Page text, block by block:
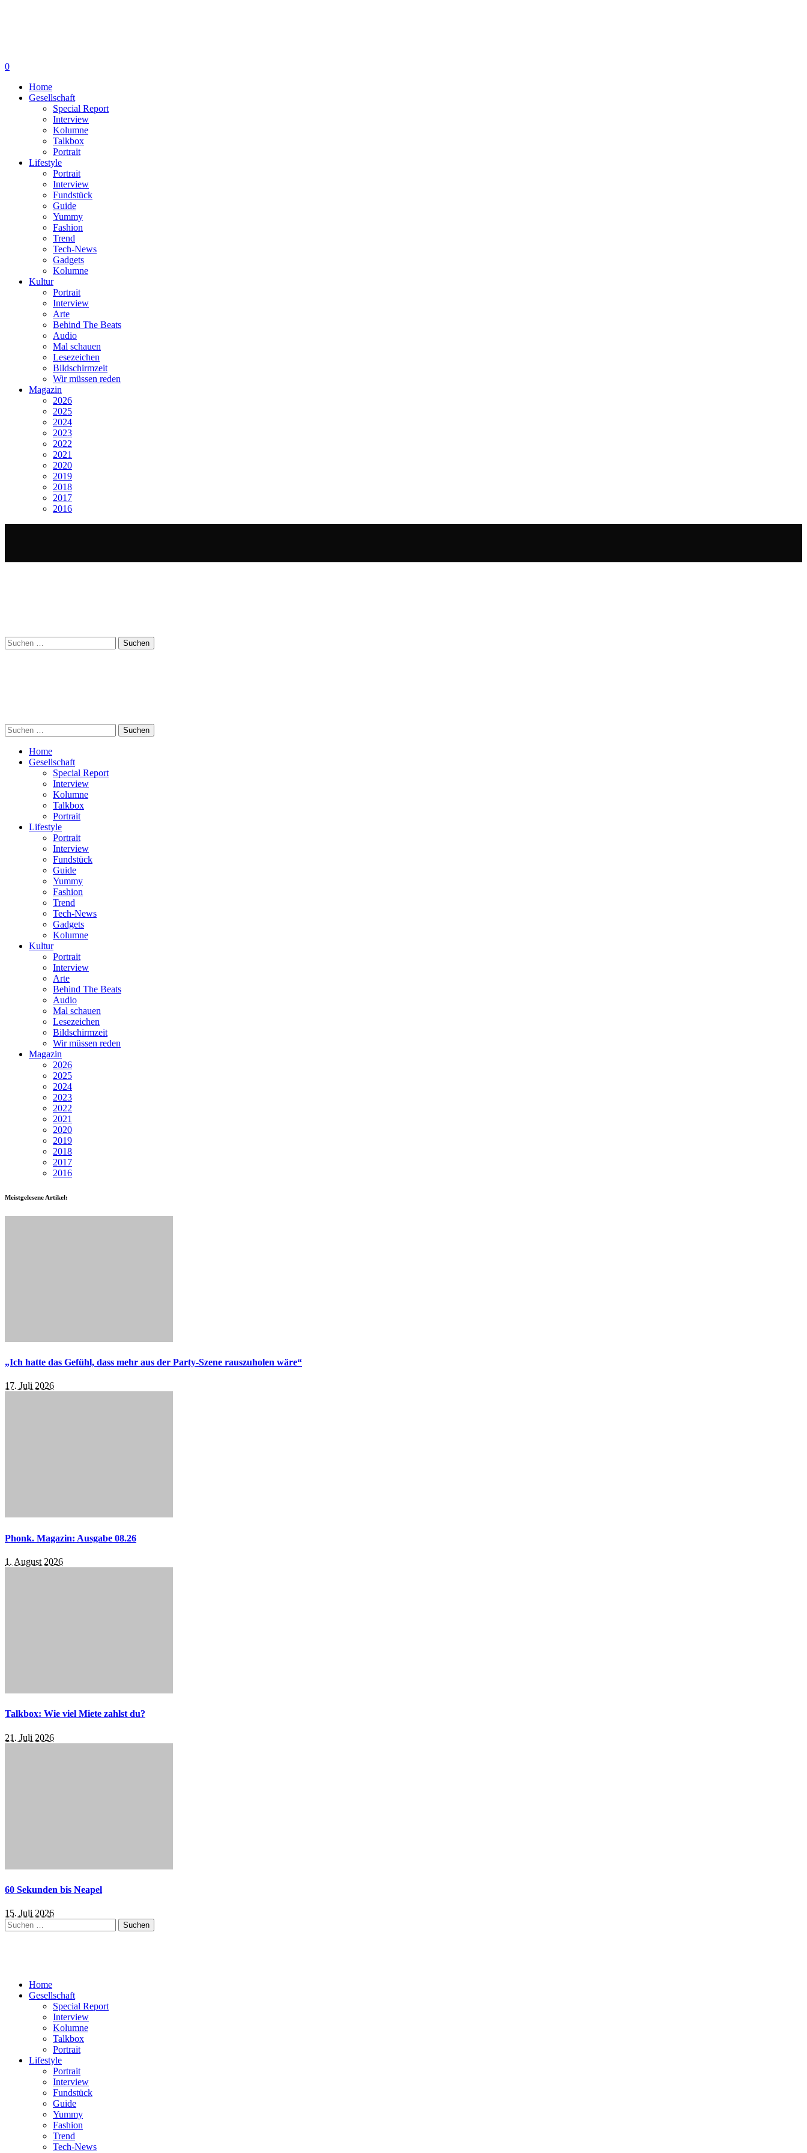
0
Home
Gesellschaft
Special Report
Interview
Kolumne
Talkbox
Portrait
Lifestyle
Portrait
Interview
Fundstück
Guide
Yummy
Fashion
Trend
Tech-News
Gadgets
Kolumne
Kultur
Portrait
Interview
Arte
Behind The Beats
Audio
Mal schauen
Lesezeichen
Bildschirmzeit
Wir müssen reden
Magazin
2026
2025
2024
2023
2022
2021
2020
2019
2018
2017
2016
Suchen
nach:
Suchen
nach:
Home
Gesellschaft
Special Report
Interview
Kolumne
Talkbox
Portrait
Lifestyle
Portrait
Interview
Fundstück
Guide
Yummy
Fashion
Trend
Tech-News
Gadgets
Kolumne
Kultur
Portrait
Interview
Arte
Behind The Beats
Audio
Mal schauen
Lesezeichen
Bildschirmzeit
Wir müssen reden
Magazin
2026
2025
2024
2023
2022
2021
2020
2019
2018
2017
2016
Meistgelesene Artikel:
„Ich hatte das Gefühl, dass mehr aus der Party-Szene rauszuholen wäre“
17. Juli 2026
Phonk. Magazin: Ausgabe 08.26
1. August 2026
Talkbox: Wie viel Miete zahlst du?
21. Juli 2026
60 Sekunden bis Neapel
15. Juli 2026
Suchen
nach:
Home
Gesellschaft
Special Report
Interview
Kolumne
Talkbox
Portrait
Lifestyle
Portrait
Interview
Fundstück
Guide
Yummy
Fashion
Trend
Tech-News